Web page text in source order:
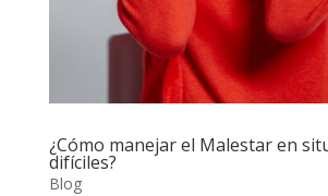
¿Cómo manejar el Malestar en
difíciles?
Blog